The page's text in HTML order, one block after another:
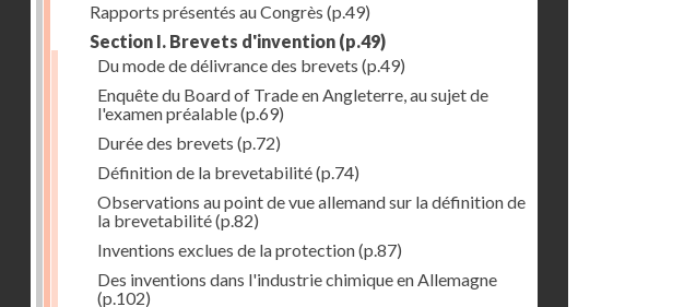
Rapports présentés au Congrès (p.49)
Section I. Brevets d'invention (p.49)
Du mode de délivrance des brevets (p.49)
Enquête du Board of Trade en Angleterre, au sujet de
l'examen préalable(p.69)
Durée des brevets (p.72)
Définition de la brevetabilité(p.74)
Observations au point de vue allemand sur la définition de
la brevetabilité(p.82)
Inventions exclues de la protection(p.87)
Des inventions dans l'industrie chimique en Allemagne
(p.102)